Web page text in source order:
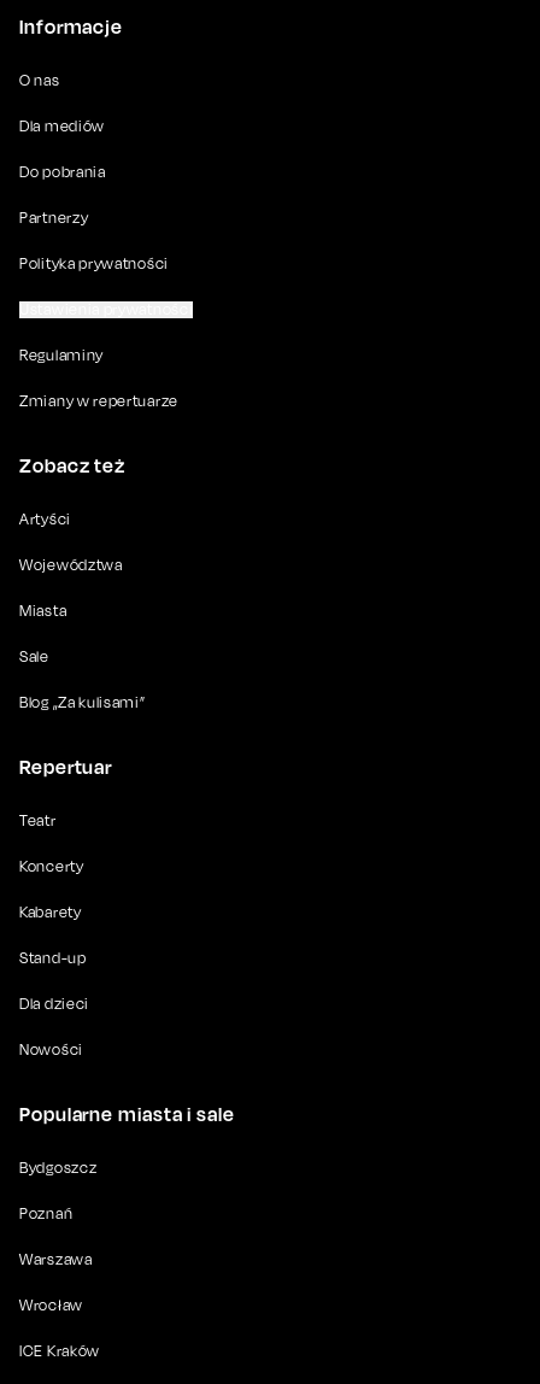
Informacje
O nas
Dla mediów
Do pobrania
Partnerzy
Polityka prywatności
Regulaminy
Zmiany w repertuarze
Zobacz też
Artyści
Województwa
Miasta
Sale
Blog „Za kulisami”
Repertuar
Teatr
Koncerty
Kabarety
Stand-up
Dla dzieci
Nowości
Popularne miasta i sale
Bydgoszcz
Poznań
Warszawa
Wrocław
ICE Kraków